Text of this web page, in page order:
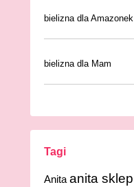
bielizna dla Amazonek
bielizna dla Mam
Tagi
Anita anita sklep